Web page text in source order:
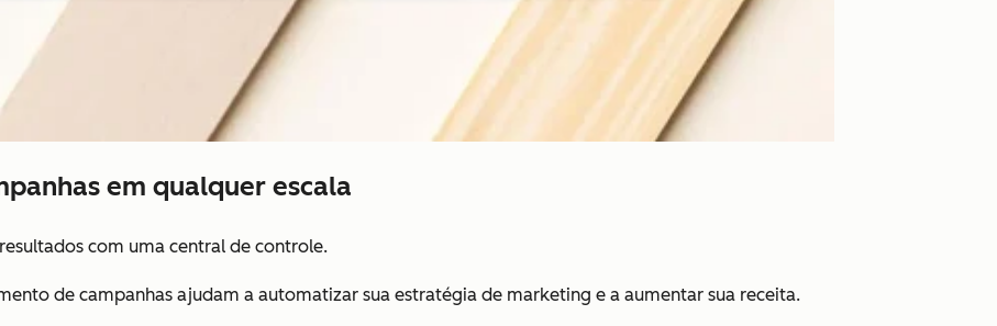
em qualquer escala
com uma central de controle.
de campanhas ajudam a automatizar sua estratégia de marketing e a aumentar sua receita.